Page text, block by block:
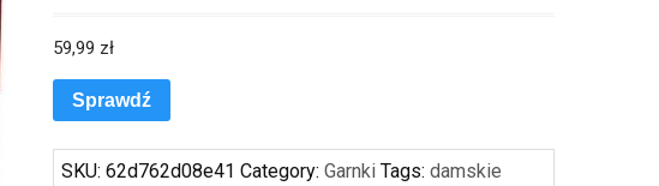
59,99 zł
Sprawdź
SKU:62d762d08e41 Category:Garnki Tags:damskie